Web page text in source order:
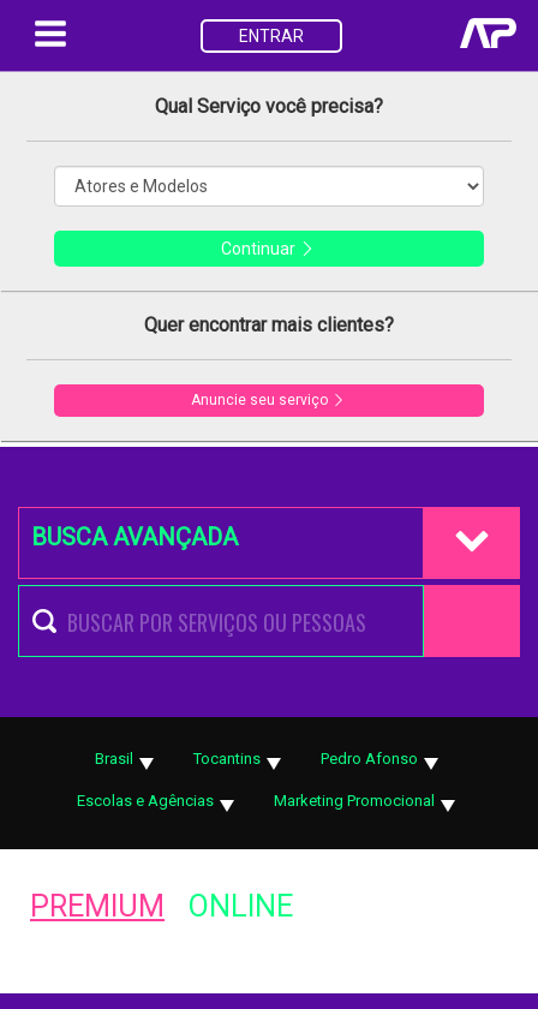
ENTRAR
Qual Serviço você precisa?
Continuar
Quer encontrar mais clientes?
Anuncie seu serviço
BUSCA AVANÇADA
Brasil Tocantins Pedro Afonso
Escolas e Agências Marketing Promocional
PREMIUM ONLINE